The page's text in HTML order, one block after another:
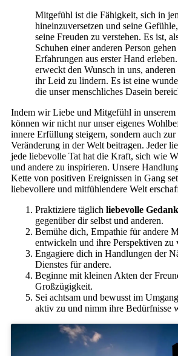
Mitgefühl ist die Fähigkeit, sich in
hineinzuversetzen und seine
seine Freuden zu verstehen. Es ist,
Schuhen einer anderen Person
Erfahrungen aus erster Hand
erweckt den Wunsch in uns,
ihr Leid zu lindern. Es ist eine
die unser menschliches Dasein
Indem wir Liebe und Mitgefühl in
können wir nicht nur unser eigenes
innere Erfüllung steigern, sondern auch zur
Veränderung in der Welt beitragen. Jeder
jede liebevolle Tat hat die Kraft, sich wie
und andere zu inspirieren. Unsere
Kette von positiven Ereignissen in Gang
liebevollere und mitfühlendere Welt
Praktiziere täglich liebevolle
gegenüber dir selbst und anderen.
Bemühe dich, Empathie für andere
entwickeln und ihre Perspektiven zu
Engagiere dich in Handlungen der
Dienstes für andere.
Beginne mit kleinen Akten der
Großzügigkeit.
Sei achtsam und bewusst im
aktiv zu und nimm ihre Bedürfnisse